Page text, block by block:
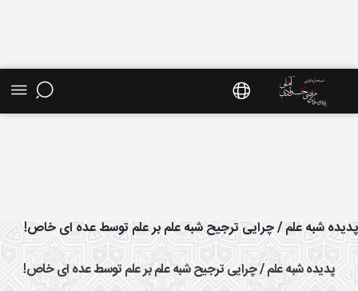
موضوعی - سایت استاد مرتضی جوادی آملی
شبه علم / چرایی ترجیح شبه علم بر علم توسط عده ای خاص!
پدیده شبه علم / چرایی ترجیح شبه علم بر علم توسط عده ای خاص!